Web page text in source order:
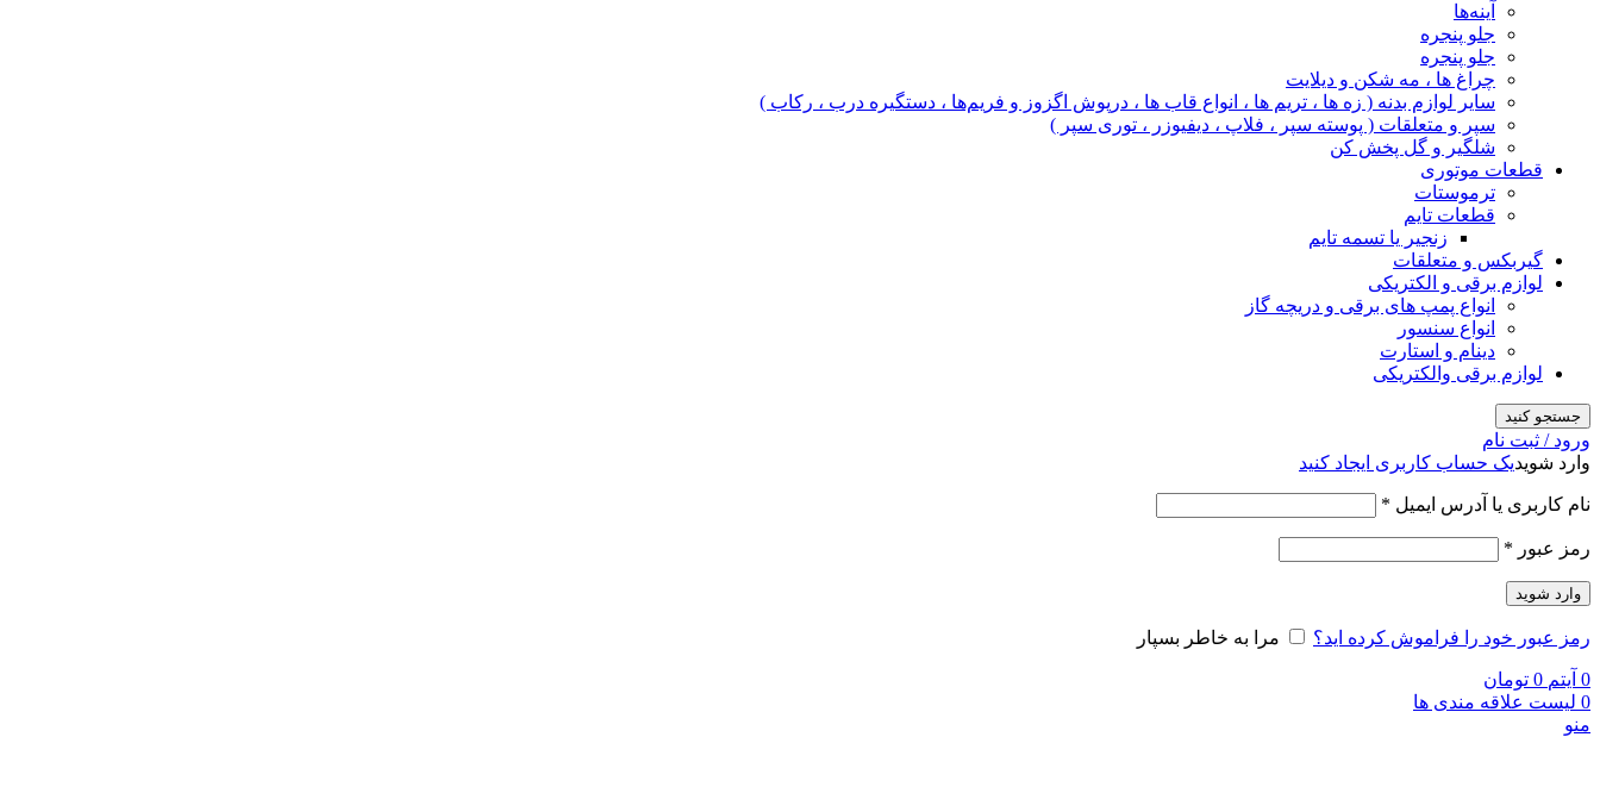
آینه‌ها
جلو پنجره
جلو پنجره
چراغ‌ ها ، مه‌ شکن و دیلایت
سایر لوازم بدنه ( زه ها ، تریم ها ، انواع قاب ها ، درپوش اگزوز و فریم‌ها ، دستگیره درب ، رکاب )
سپر و متعلقات ( پوسته سپر ، فلاپ ، دیفیوزر ، توری سپر )
شلگیر و گل‌ پخش‌ کن
قطعات موتوری
ترموستات
قطعات تایم
زنجیر یا تسمه تایم
گیربکس و متعلقات
لوازم برقی و الکتریکی
انواع پمپ های برقی و دریچه گاز
انواع سنسور
دینام و استارت
لوازم برقی والکتریکی
جستجو کنید
ورود / ثبت نام
وارد شویدیک حساب کاربری ایجاد کنید
نام کاربری یا آدرس ایمیل *
رمز عبور *
وارد شوید
رمز عبور خود را فراموش کرده اید؟ مرا به خاطر بسپار
0 آیتم 0 تومان
0 لیست علاقه مندی ها
منو